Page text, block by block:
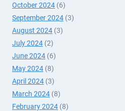
October 2024 (6)
September 2024 (3)
August 2024 (3)
July 2024 (2)
June 2024 (6)
May 2024 (8)
April 2024 (3)
March 2024 (8)
February 2024 (8)